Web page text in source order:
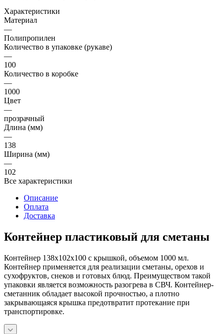
Характеристики
Материал
—
Полипропилен
Количество в упаковке (рукаве)
—
100
Количество в коробке
—
1000
Цвет
—
прозрачный
Длина (мм)
—
138
Ширина (мм)
—
102
Все характеристики
Описание
Оплата
Доставка
Контейнер пластиковый для сметаны
Контейнер 138х102х100 с крышкой, объемом 1000 мл.
Контейнер применяется для реализации сметаны, орехов и
сухофруктов, снеков и готовых блюд. Преимуществом такой
упаковки является возможность разогрева в СВЧ. Контейнер-
сметанник обладает высокой прочностью, а плотно
закрывающаяся крышка предотвратит протекание при
транспортировке.